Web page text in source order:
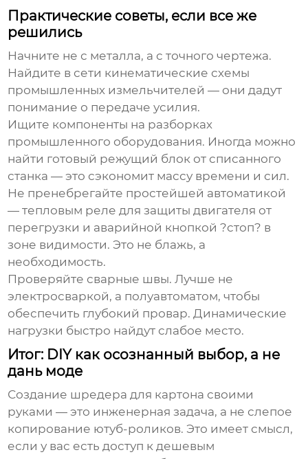
Практические советы, если все же
решились
Начните не с металла, а с точного чертежа.
Найдите в сети кинематические схемы
промышленных измельчителей — они дадут
понимание о передаче усилия.
Ищите компоненты на разборках
промышленного оборудования. Иногда можно
найти готовый режущий блок от списанного
станка — это сэкономит массу времени и сил.
Не пренебрегайте простейшей автоматикой
— тепловым реле для защиты двигателя от
перегрузки и аварийной кнопкой ?стоп? в
зоне видимости. Это не блажь, а
необходимость.
Проверяйте сварные швы. Лучше не
электросваркой, а полуавтоматом, чтобы
обеспечить глубокий провар. Динамические
нагрузки быстро найдут слабое место.
Итог: DIY как осознанный выбор, а не
дань моде
Создание шредера для картона своими
руками — это инженерная задача, а не слепое
копирование ютуб-роликов. Это имеет смысл,
если у вас есть доступ к дешевым